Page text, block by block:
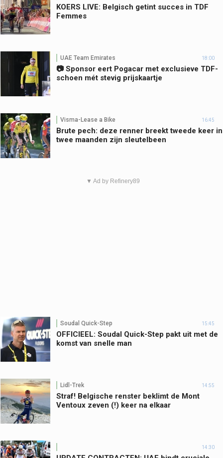
KOERS LIVE: Belgisch getint succes in TDF
Femmes
UAE Team Emirates 18:00
📷 Sponsor eert Pogacar met exclusieve TDF-
schoen mét stevig prijskaartje
Visma-Lease a Bike 16:45
Brute pech: deze renner breekt tweede keer in
twee maanden zijn sleutelbeen
▼ Ad by Refinery89
Soudal Quick-Step 15:45
OFFICIEEL: Soudal Quick-Step pakt uit met de
komst van snelle man
Lidl-Trek 14:55
Straf! Belgische renster beklimt de Mont
Ventoux zeven (!) keer na elkaar
14:30